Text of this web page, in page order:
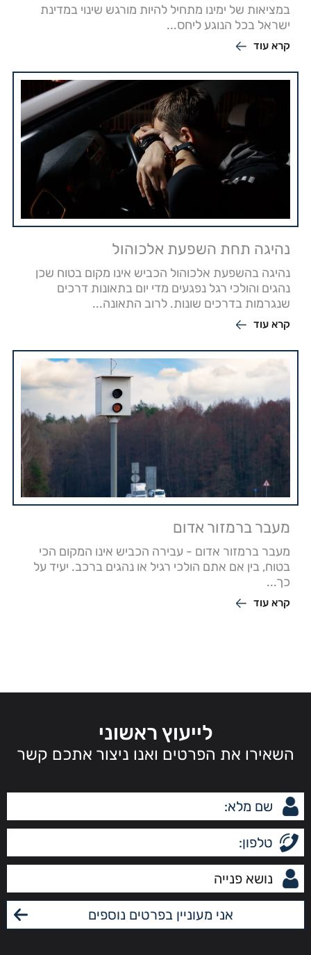
במציאות של ימינו מתחיל להיות מורגש שינוי במדינת
ישראל בכל הנוגע ליחס...
קרא עוד
נהיגה תחת השפעת אלכוהול
נהיגה בהשפעת אלכוהול הכביש אינו מקום בטוח שכן
נהגים והולכי רגל נפגעים מדי יום בתאונות דרכים
שנגרמות בדרכים שונות. לרוב התאונה...
קרא עוד
מעבר ברמזור אדום
מעבר ברמזור אדום - עבירה הכביש אינו המקום הכי
בטוח, בין אם אתם הולכי רגיל או נהגים ברכב. יעיד על
כך...
קרא עוד
לייעוץ ראשוני
השאירו את הפרטים ואנו ניצור אתכם קשר